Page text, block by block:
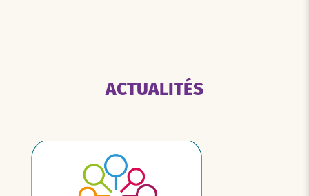
ACTUALITÉS